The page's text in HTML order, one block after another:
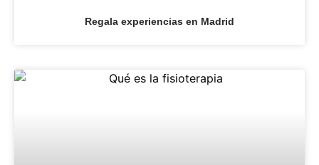
Regala experiencias en Madrid